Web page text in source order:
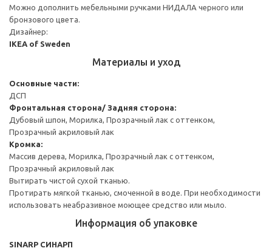
Можно дополнить мебельными ручками НИДАЛА черного или
бронзового цвета.
Дизайнер:
IKEA of Sweden
Материалы и уход
Основные части:
ДСП
Фронтальная сторона/ Задняя сторона:
Дубовый шпон, Морилка, Прозрачный лак с оттенком,
Прозрачный акриловый лак
Кромка:
Массив дерева, Морилка, Прозрачный лак с оттенком,
Прозрачный акриловый лак
Вытирать чистой сухой тканью.
Протирать мягкой тканью, смоченной в воде. При необходимости
использовать неабразивное моющее средство или мыло.
Информация об упаковке
SINARP СИНАРП